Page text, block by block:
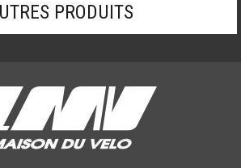
PRODUITS